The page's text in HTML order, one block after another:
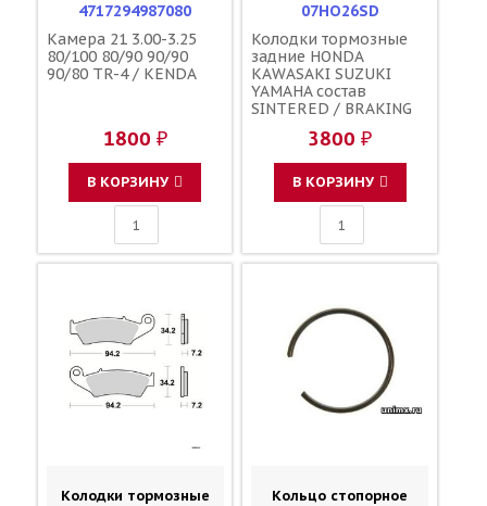
4717294987080
Камера 21 3.00-3.25
80/100 80/90 90/90
90/80 TR-4 / KENDA
1800 ₽
В КОРЗИНУ
07HO26SD
Колодки тормозные
задние HONDA
KAWASAKI SUZUKI
YAMAHA состав
SINTERED / BRAKING
43105-KZ1-415 43082-
1228 43082-1267
69100-37820 5GR-
3800 ₽
В КОРЗИНУ
Колодки тормозные Кольцо стопорное